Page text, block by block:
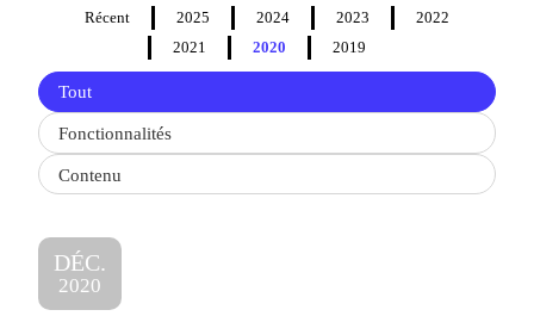
Récent 2025 2024 2023
2022
2021
2020 2019
Filter
updates
by
type
Tout
Fonctionnalités
Contenu
DÉC.
2020